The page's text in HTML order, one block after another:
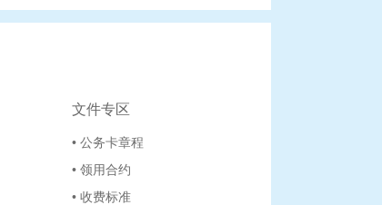
文件专区
• 公务卡章程
• 领用合约
• 收费标准